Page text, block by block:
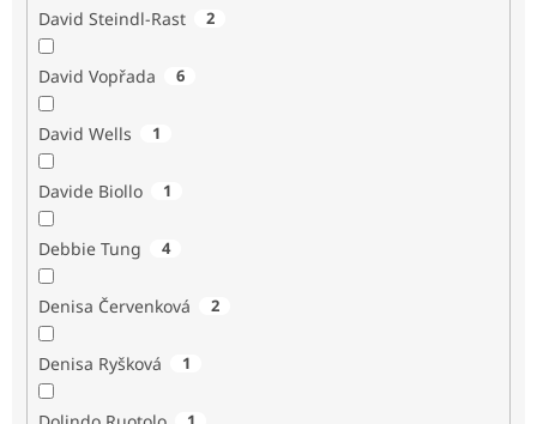
David Steindl-Rast 2
David Vopřada 6
David Wells 1
Davide Biollo 1
Debbie Tung 4
Denisa Červenková 2
Denisa Ryšková 1